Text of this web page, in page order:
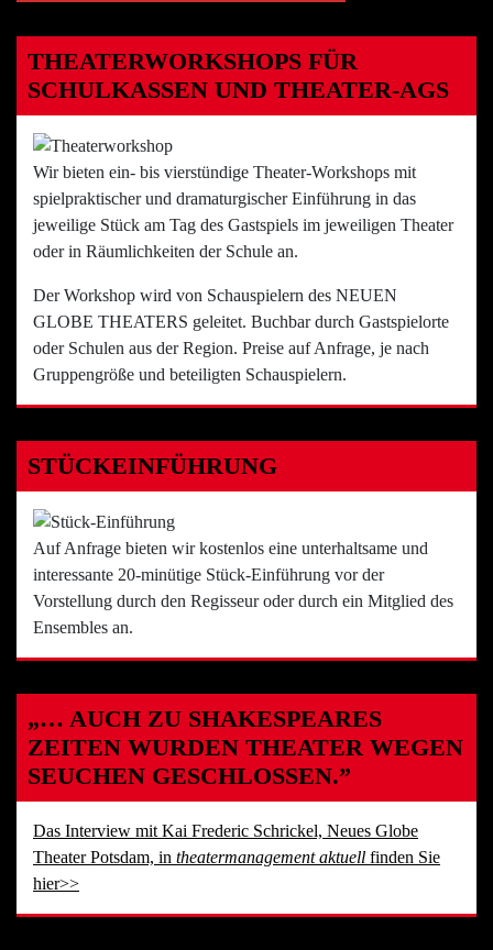
THEATERWORKSHOPS FÜR
SCHULKASSEN UND THEATER-AGS
Wir bieten ein- bis vierstündige Theater-Workshops mit
spielpraktischer und dramaturgischer Einführung in das
jeweilige Stück am Tag des Gastspiels im jeweiligen Theater
oder in Räumlichkeiten der Schule an.
Der Workshop wird von Schauspielern des NEUEN
GLOBE THEATERS geleitet. Buchbar durch Gastspielorte
oder Schulen aus der Region. Preise auf Anfrage, je nach
Gruppengröße und beteiligten Schauspielern.
STÜCKEINFÜHRUNG
Auf Anfrage bieten wir kostenlos eine unterhaltsame und
interessante 20-minütige Stück-Einführung vor der
Vorstellung durch den Regisseur oder durch ein Mitglied des
Ensembles an.
„… AUCH ZU SHAKESPEARES
ZEITEN WURDEN THEATER WEGEN
SEUCHEN GESCHLOSSEN.”
Das Interview mit Kai Frederic Schrickel, Neues Globe
Theater Potsdam, in theatermanagement aktuell finden Sie
hier>>